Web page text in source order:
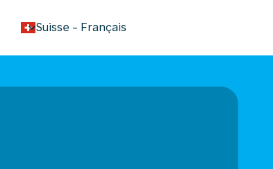
Suisse - Français
keyboard_arrow_down